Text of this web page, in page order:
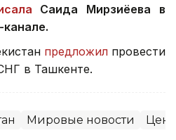
Саида Мирзиёева в
предложилпровести
в Ташкенте.
Мировые новости